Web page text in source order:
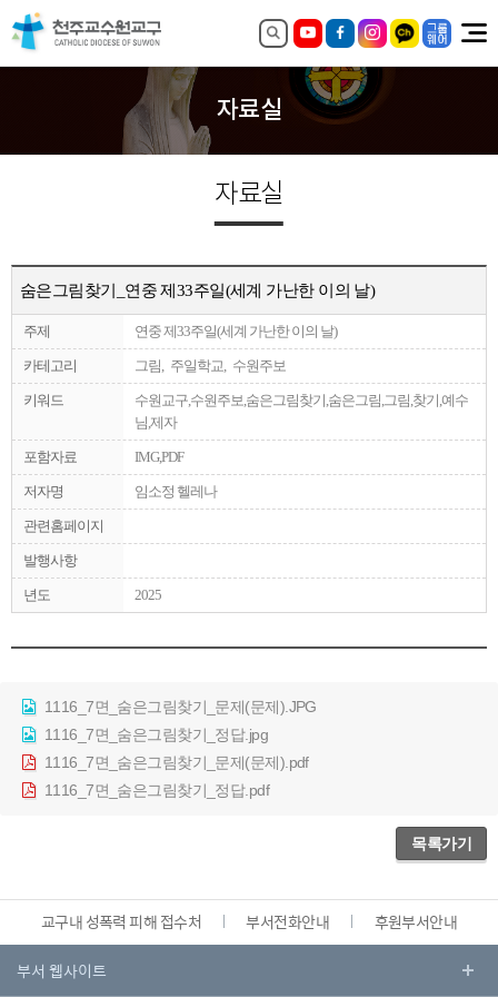
자료실
자료실
숨은그림찾기_연중 제33주일(세계 가난한 이의 날)
주제 연중 제33주일(세계 가난한 이의 날)
카테고리 그림, 주일학교, 수원주보
키워드
수원교구,수원주보,숨은그림찾기,숨은그림,그림,찾기,예수
님,제자
포함자료 IMG,PDF
저자명 임소정 헬레나
관련홈페이지
발행사항
년도 2025
1116_7면_숨은그림찾기_문제(문제).JPG
1116_7면_숨은그림찾기_정답.jpg
1116_7면_숨은그림찾기_문제(문제).pdf
1116_7면_숨은그림찾기_정답.pdf
목록가기
교구내 성폭력 피해 접수처 부서전화안내 후원부서안내